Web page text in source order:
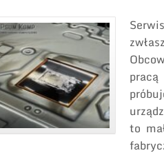
to